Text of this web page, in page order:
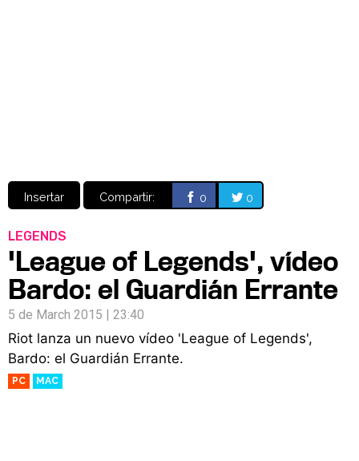
Insertar Compartir: 0 0
LEGENDS
'League of Legends', vídeo
Bardo: el Guardián Errante
5 de March 2015 | 23:40
Riot lanza un nuevo vídeo 'League of Legends',
Bardo: el Guardián Errante.
PC MAC